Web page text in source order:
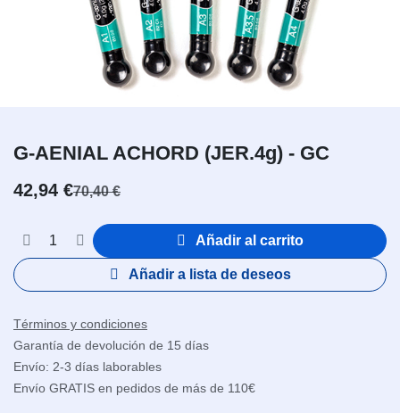
G-AENIAL ACHORD (JER.4g) - GC
42,94 €70,40€
Añadir al carrito
Añadir a lista de deseos
Términos y condiciones
Garantía de devolución de 15 días
Envío: 2-3 días laborables
Envío GRATIS en pedidos de más de 110€